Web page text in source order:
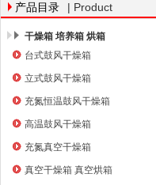
上海右一仪器有限公司
产品目录 | Product
干燥箱 培养箱 烘箱
台式鼓风干燥箱
立式鼓风干燥箱
充氮恒温鼓风干燥箱
高温鼓风干燥箱
充氮真空干燥箱
真空干燥箱 真空烘箱